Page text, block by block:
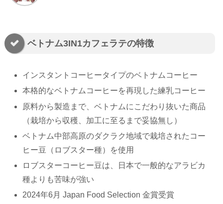
ベトナム3IN1カフェラテの特徴
インスタントコーヒータイプのベトナムコーヒー
本格的なベトナムコーヒーを再現した練乳コーヒー
原料から製造まで、ベトナムにこだわり抜いた商品
（栽培から収穫、加工に至るまで妥協無し）
ベトナム中部高原のダクラク地域で栽培されたコー
ヒー豆（ロブスター種）を使用
ロブスターコーヒー豆は、日本で一般的なアラビカ
種よりも苦味が強い
2024年6月 Japan Food Selection 金賞受賞